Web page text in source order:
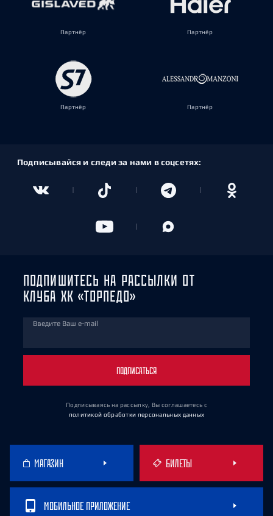
Партнёр Партнёр
Партнёр Партнёр
Подписывайся и следи за нами в соцсетях:
ПОДПИШИТЕСЬ НА РАССЫЛКИ ОТ
КЛУБА ХК «ТОРПЕДО»
Введите Ваш e-mail
ПОДПИСАТЬСЯ
Подписываясь на рассылку, Вы соглашаетесь с
политикой обработки персональных данных
МАГАЗИН БИЛЕТЫ
МОБИЛЬНОЕ ПРИЛОЖЕНИЕ